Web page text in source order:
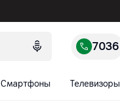
7036
Смартфоны Телевизоры